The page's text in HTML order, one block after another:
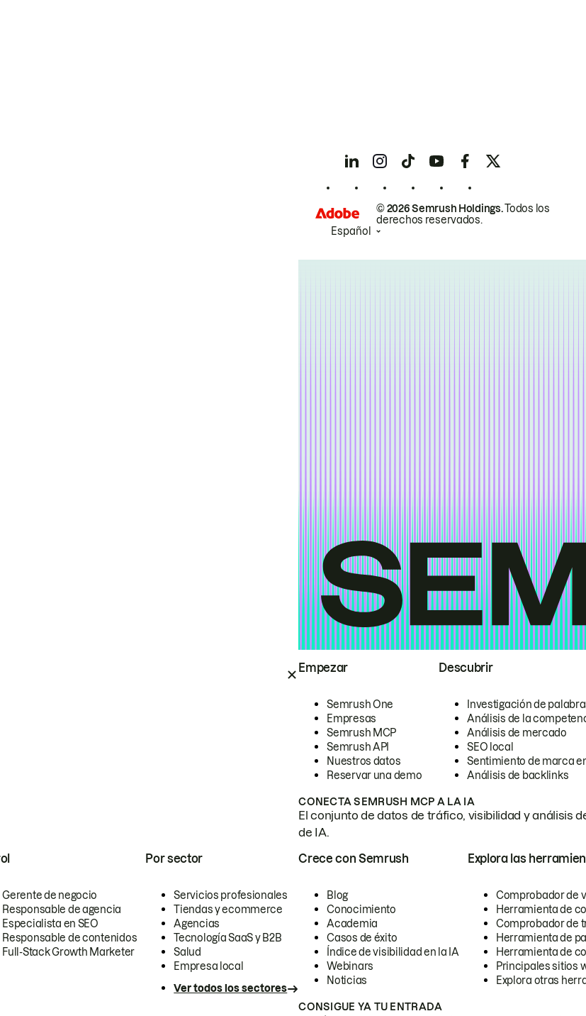
Empezar
Semrush One
Empresas
Semrush MCP
Semrush API
Nuestros datos
Reservar una demo
Descubrir
Investigación de
Análisis de la
Análisis de mercado
SEO local
Sentimiento de marca
Análisis de backlinks
CONECTA SEMRUSH MCP A LA IA
El conjunto de datos de tráfico, visibilidad y análisis
de IA.
Gerente de negocio
Responsable de agencia
Especialista en SEO
Responsable de contenidos
Full-Stack Growth Marketer
Por sector
Servicios profesionales
Tiendas y ecommerce
Agencias
Tecnología SaaS y B2B
Salud
Empresa local
Ver todos los sectores
Crece con Semrush
Blog
Conocimiento
Academia
Casos de éxito
Índice de visibilidad en la IA
Webinars
Noticias
Explora las
Comprobador de
Herramienta de
Comprobador de
Herramienta de
Herramienta de
Principales sitios
Explora otras
CONSIGUE YA TU ENTRADA
© 2026 Semrush Holdings.Todos los
derechos reservados.
Español